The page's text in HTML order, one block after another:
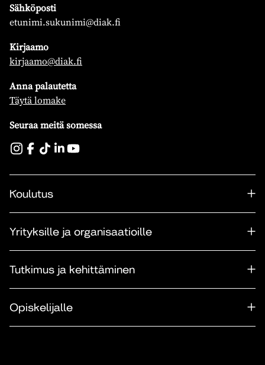
Sähköposti
etunimi.sukunimi@diak.fi
Kirjaamo
kirjaamo@diak.fi
Anna palautetta
Täytä lomake
Seuraa meitä somessa
Koulutus
Yrityksille ja organisaatioille
Tutkimus ja kehittäminen
Opiskelijalle